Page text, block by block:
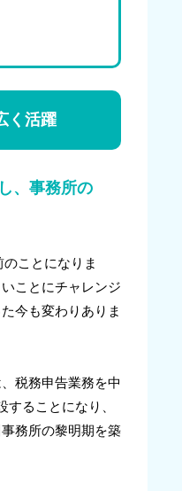
く活躍
、事務所の
ことになりま
ことにチャレンジ
今も変わりありま
税務申告業務を中
ることになり、
務所の黎明期を築